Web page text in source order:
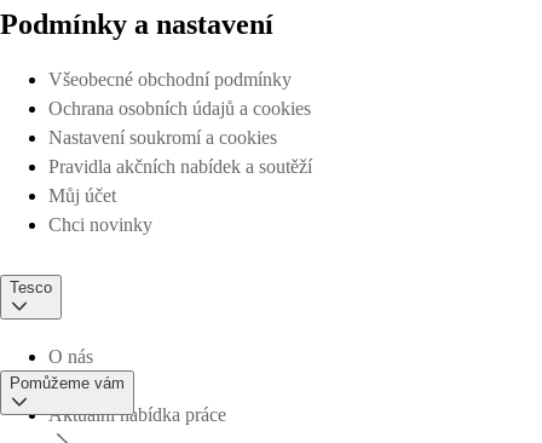
Podmínky a nastavení
Všeobecné obchodní podmínky
Ochrana osobních údajů a cookies
Nastavení soukromí a cookies
Pravidla akčních nabídek a soutěží
Můj účet
Chci novinky
Tesco
O nás
Aktuální nabídka práce
Pomůžeme vám